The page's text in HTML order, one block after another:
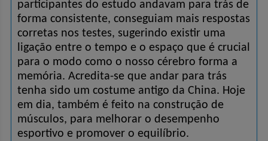
participantes do estudo andavam para trás de
forma consistente, conseguiam mais respostas
corretas nos testes, sugerindo existir uma
ligação entre o tempo e o espaço que é crucial
para o modo como o nosso cérebro forma a
memória. Acredita-se que andar para trás
tenha sido um costume antigo da China. Hoje
em dia, também é feito na construção de
músculos, para melhorar o desempenho
esportivo e promover o equilíbrio.